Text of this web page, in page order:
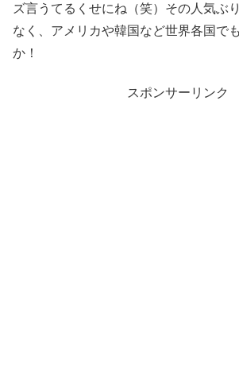
ズ言うてるくせにね（笑） その人気ぶ
なく、アメリカや韓国など世界各国で
か！
スポンサーリンク